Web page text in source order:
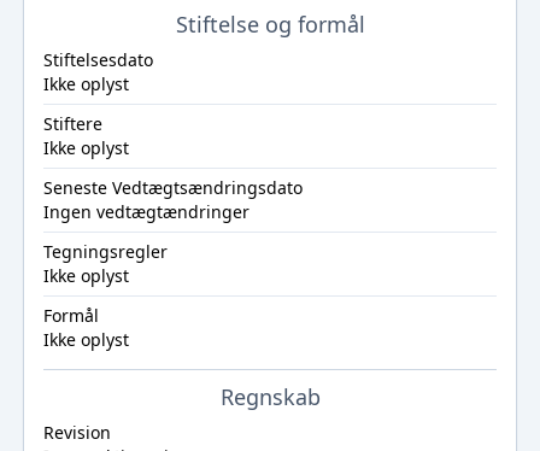
Stiftelse og formål
Stiftelsesdato
Ikke oplyst
Stiftere
Ikke oplyst
Seneste Vedtægtsændringsdato
Ingen vedtægtændringer
Tegningsregler
Ikke oplyst
Formål
Ikke oplyst
Regnskab
Revision